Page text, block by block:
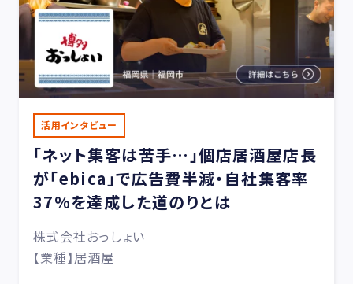
活用インタビュー
「ネット集客は苦手…」個店居酒屋店長
が「ebica」で広告費半減・自社集客率
37%を達成した道のりとは
株式会社おっしょい
【業種】居酒屋